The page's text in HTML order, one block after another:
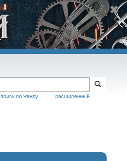
расширенный
поиск по жанру